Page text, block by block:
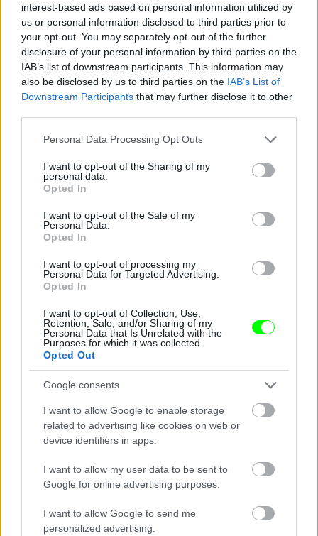
interest-based ads based on personal information utilized by
us or personal information disclosed to third parties prior to
your opt-out. You may separately opt-out of the further
disclosure of your personal information by third parties on the
IAB’s list of downstream participants. This information may
also be disclosed by us to third parties on the IAB’s List of
Downstream Participants that may further disclose it to other
Please note that this website/app uses one or more Google
not limited to your visit or usage behaviour. You may click to
grant or deny consent to Google and its third-party tags to
use your data for below specified purposes in below Google
consent section.
Personal Data Processing Opt Outs
I want to opt-out of the Sharing of my
personal data.
Opted In
I want to opt-out of the Sale of my
Personal Data.
Opted In
I want to opt-out of processing my
Personal Data for Targeted Advertising.
Opted In
I want to opt-out of Collection, Use,
Retention, Sale, and/or Sharing of my
Personal Data that Is Unrelated with the
Purposes for which it was collected.
Opted Out
Google consents
I want to allow Google to enable storage
related to advertising like cookies on web or
device identifiers in apps.
I want to allow my user data to be sent to
Google for online advertising purposes.
I want to allow Google to send me
personalized advertising.
Jön még kép!
Fotó: Chung Sung-Jun / Europress / Getty
Néha a kutyák is megkergülnek a hótól
Fotó: Chung Sung-Jun / Europress / Getty